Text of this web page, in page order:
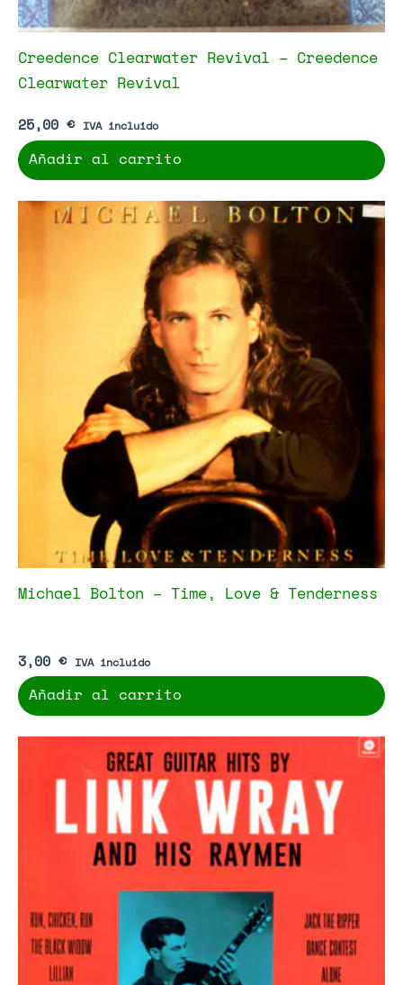
Creedence Clearwater Revival – Creedence
Clearwater Revival
25,00 € IVA incluido
Añadir al carrito
Michael Bolton – Time, Love & Tenderness
3,00 € IVA incluido
Añadir al carrito